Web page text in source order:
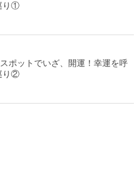
り①
スポットでいざ、開運！幸運を呼
り②